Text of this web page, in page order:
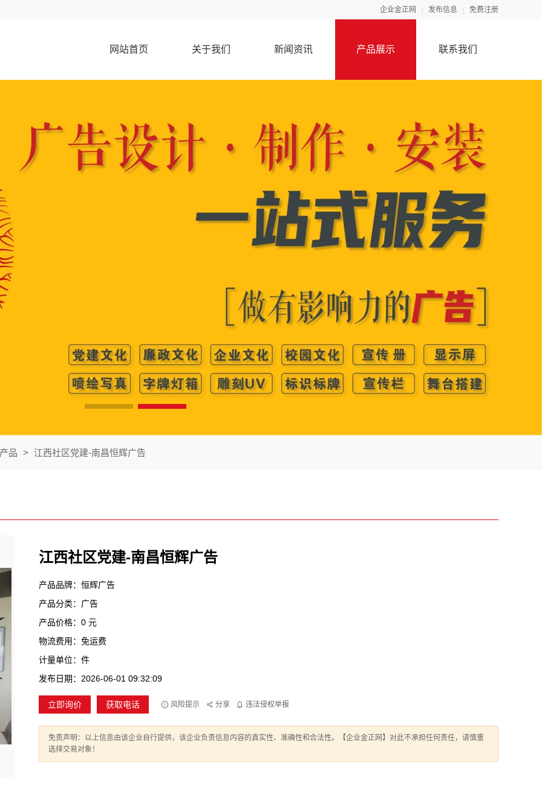
企业金正网 发布信息 免费注册
网站首页 关于我们 新闻资讯 产品展示 联系我们
品 > 江西社区党建-南昌恒辉广告
江西社区党建-南昌恒辉广告
产品品牌：恒辉广告
产品分类：广告
产品价格：0 元
物流费用：免运费
计量单位：件
发布日期：2026-06-01 09:32:09
立即询价 获取电话 风险提示 分享 违法侵权举报
免责声明：以上信息由该企业自行提供，该企业负责信息内容的真实性、准确性和合法性。【企业金正网】对此不承担任何责任，请慎重
选择交易对象！